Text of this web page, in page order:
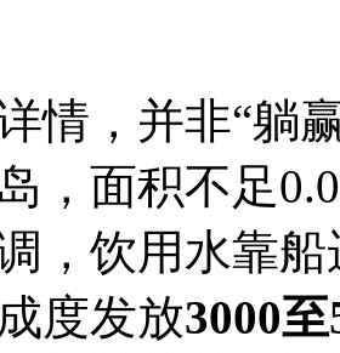
情，并非“躺
，面积不足
，饮用水靠
度发放3000